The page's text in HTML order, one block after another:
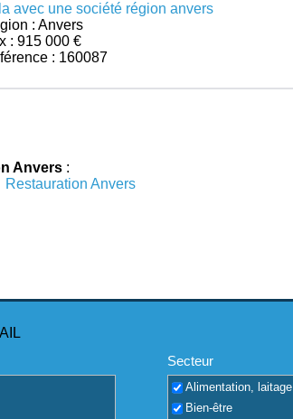
avec une société région anvers
: Anvers
: 915 000 €
: 160087
Anvers:
Restauration Anvers
Secteur
Alimentation,
Bien-être